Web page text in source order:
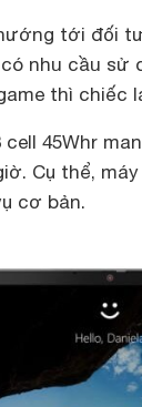
tới đối
nhu cầu
thì
cell 45Whr
Cụ thể,
cơ bản.